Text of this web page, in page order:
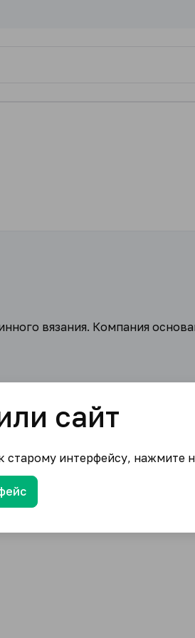
вязания. Компания
сайт
старому интерфейсу, нажмите